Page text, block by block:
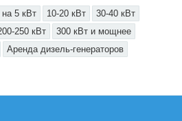
на 5 кВт 10-20 кВт
30-40 кВт
250 кВт
300 кВт и мощнее
Аренда дизель-генераторов